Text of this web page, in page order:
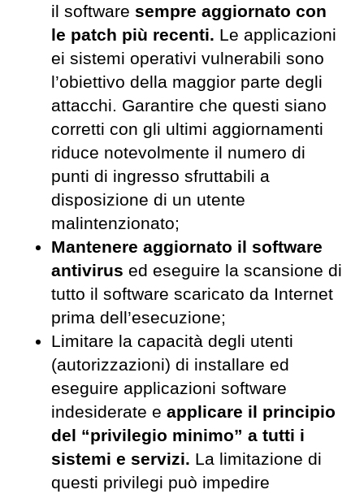
il software sempre aggiornato con
le patch più recenti. Le applicazioni
ei sistemi operativi vulnerabili sono
l’obiettivo della maggior parte degli
attacchi. Garantire che questi siano
corretti con gli ultimi aggiornamenti
riduce notevolmente il numero di
punti di ingresso sfruttabili a
disposizione di un utente
malintenzionato;
Mantenere aggiornato il software
antivirus ed eseguire la scansione di
tutto il software scaricato da Internet
prima dell’esecuzione;
Limitare la capacità degli utenti
(autorizzazioni) di installare ed
eseguire applicazioni software
indesiderate e applicare il principio
del “privilegio minimo” a tutti i
sistemi e servizi. La limitazione di
questi privilegi può impedire